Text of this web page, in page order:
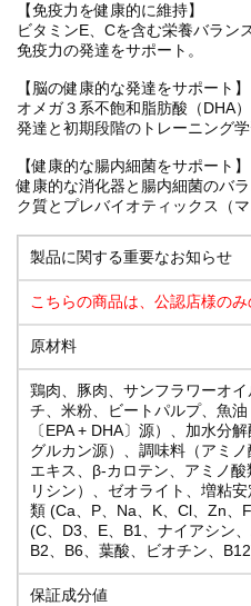
【免疫力を健康的に維持】
ビタミンE、Cを含む栄養バラン
免疫力の発達をサポート。
【脳の健康的な発達をサポート】
オメガ３系不飽和脂肪酸（DHA
発達と初期段階のトレーニング学
【健康的な腸内細菌をサポート】
健康的な消化器と腸内細菌のバ
ク質とプレバイオティックス（
製品に関する重要なお知らせ
こちらの商品は、公認店様のみ
原材料
鶏肉、豚肉、サンフラワーオ
チ、米粉、ビートパルプ、魚
〔EPA + DHA〕源）、加水分
グルカン源）、調味料（アミ
エキス、β-カロテン、アミノ
リシン）、ゼオライト、増粘
類 (Ca、P、Na、K、Cl、Zn、
(C、D3、E、B1、ナイアシン
B2、B6、葉酸、ビオチン、
保証成分値